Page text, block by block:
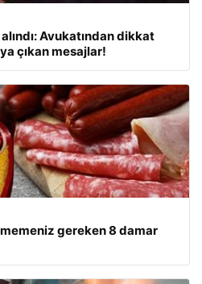
alındı: Avukatından dikkat
çıkan mesajlar!
gereken 8 damar